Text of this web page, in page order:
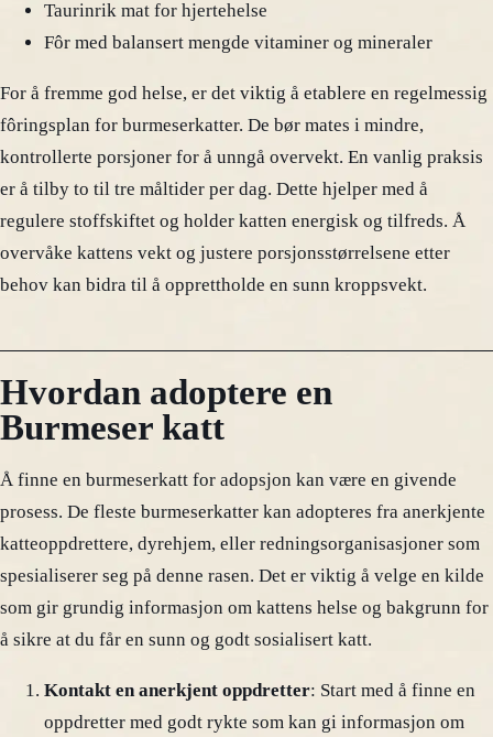
Taurinrik mat for hjertehelse
Fôr med balansert mengde vitaminer og mineraler
For å fremme god helse, er det viktig å etablere en regelmessig
fôringsplan for burmeserkatter. De bør mates i mindre,
kontrollerte porsjoner for å unngå overvekt. En vanlig praksis
er å tilby to til tre måltider per dag. Dette hjelper med å
regulere stoffskiftet og holder katten energisk og tilfreds. Å
overvåke kattens vekt og justere porsjonsstørrelsene etter
behov kan bidra til å opprettholde en sunn kroppsvekt.
Hvordan adoptere en
Burmeser katt
Å finne en burmeserkatt for adopsjon kan være en givende
prosess. De fleste burmeserkatter kan adopteres fra anerkjente
katteoppdrettere, dyrehjem, eller redningsorganisasjoner som
spesialiserer seg på denne rasen. Det er viktig å velge en kilde
som gir grundig informasjon om kattens helse og bakgrunn for
å sikre at du får en sunn og godt sosialisert katt.
Kontakt en anerkjent oppdretter: Start med å finne en
oppdretter med godt rykte som kan gi informasjon om